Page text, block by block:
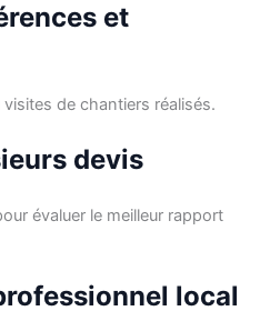
et
de chantiers réalisés.
devis
évaluer le meilleur rapport
local